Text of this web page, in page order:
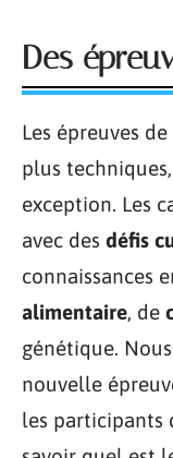
Des
Les épreuves
plus
exception. Les
avec des défis
connaissances
alimentaire, de
génétique.
nouvelle
les participants